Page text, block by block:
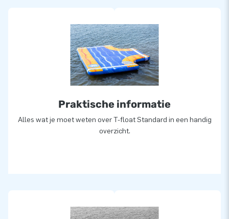
Praktische informatie
Alles wat je moet weten over T-float Standard in een handig
overzicht.